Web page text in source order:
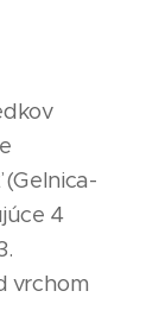
4
vrchom